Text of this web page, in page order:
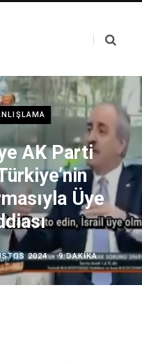
AK Parti
Üye
2024 9 DAKIKA